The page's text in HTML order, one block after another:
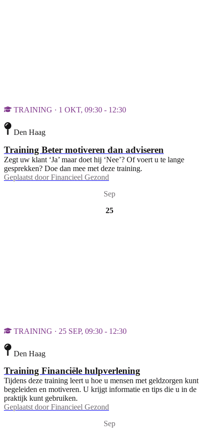
TRAINING · 1 OKT, 09:30 - 12:30
Den Haag
Training Beter motiveren dan adviseren
Zegt uw klant ‘Ja’ maar doet hij ‘Nee’? Of voert u te lange
gesprekken? Doe dan mee met deze training.
Geplaatst door Financieel Gezond
Sep
25
TRAINING · 25 SEP, 09:30 - 12:30
Den Haag
Training Financiële hulpverlening
Tijdens deze training leert u hoe u mensen met geldzorgen kunt
begeleiden en motiveren. U krijgt informatie en tips die u in de
praktijk kunt gebruiken.
Geplaatst door Financieel Gezond
Sep